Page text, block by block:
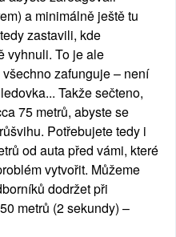
a minimálně ještě tu
zastavili, kde
vyhnuli. To je ale
zafunguje – není
Takže sečteno,
75 metrů, abyste se
Potřebujete tedy i
od auta před vámi, které
vytvořit. Můžeme
dodržet při
metrů (2 sekundy) –